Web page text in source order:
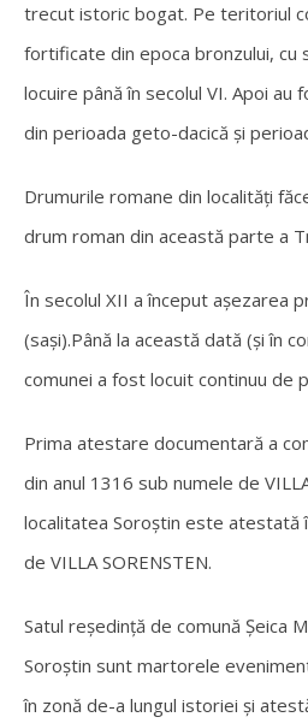
trecut istoric bogat. Pe teritoriul
fortificate din epoca bronzului, cu
locuire până în secolul VI. Apoi
din perioada geto-dacică şi
Drumurile romane din localităţi
drum roman din această parte a
În secolul XII a început aşezarea
(saşi).Până la această dată (şi în
comunei a fost locuit continuu de
Prima atestare documentară a
din anul 1316 sub numele de
localitatea Soroştin este atestată
de VILLA SORENSTEN.
Satul reşedinţă de comună Şeica
Soroştin sunt martorele
în zonă de-a lungul istoriei şi